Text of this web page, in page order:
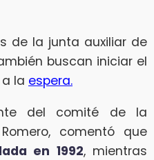
de la junta auxiliar de
buscan iniciar el
la espera.
del comité de la
comentó que
en 1992, mientras